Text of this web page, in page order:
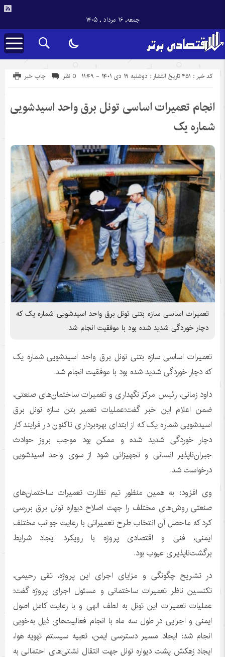
جمعه, ۱۶ مرداد , ۱۴۰۵
تاریخ انتشار : دوشنبه ۱۹ دی ۱۴۰۱ - ۱۱:۴۹ کد خبر : 451 چاپ خبر 0 نظر
انجام تعمیرات اساسی تونل برق واحد اسیدشویی
شماره یک
تعمیرات اساسی سازه بتنی تونل برق واحد اسیدشویی شماره یک که
دچار خوردگی شدید شده بود با موفقیت انجام شد.
تعمیرات اساسی سازه بتنی تونل برق واحد اسیدشویی شماره یک
که دچار خوردگی شدید شده بود با موفقیت انجام شد.
داود زمانی، رئیس مرکز نگهداری و تعمیرات ساختمان‌های صنعتی،
ضمن اعلام این خبر گفت:عملیات تعمیر بتن سازه تونل برق
اسیدشویی شماره یک که از ابتدای بهره‌برداری تاکنون در فرایند کار
دچار خوردگی شدید شده و ممکن بود موجب بروز حوادث
جبران‌ناپذیر انسانی و تجهیزاتی شود از سوی واحد اسیدشویی
درخواست شد.
وی افزود: به همین منظور تیم نظارت تعمیرات ساختمان‌های
صنعتی روش‌های مختلف را جهت اصلاح دیواره تونل برق بررسی
کرد که ماحصل آن انتخاب طرح تعمیراتی با رعایت جوانب مختلف
ایمنی، فنی و اقتصادی پروژه با رویکرد ایجاد شرایط
برگشت‌ناپذیری عیوب بود.
در تشریح چگونگی و مزایای اجرای این پروژه، تقی رحیمی،
تکنسین ناظر تعمیرات ساختمانی و مسئول اجرای پروژه گفت:
عملیات تعمیرات این تونل به لطف الهی و با رعایت کامل اصول
ایمنی و اجرایی در طول سه ماه با انجام فعالیت‌های ذیل به‌خوبی
انجام شد: ایجاد مسیر دسترسی ایمن، تعبیه سیستم تهویه هوا،
ایجاد زهکش پشت دیواره تونل جهت انتقال نشتی‌های احتمالی به